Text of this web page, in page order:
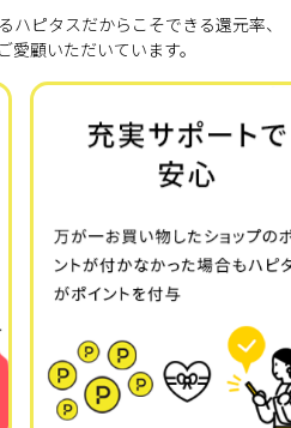
ハピタスだからこそできる還元率、
顧いただいています。